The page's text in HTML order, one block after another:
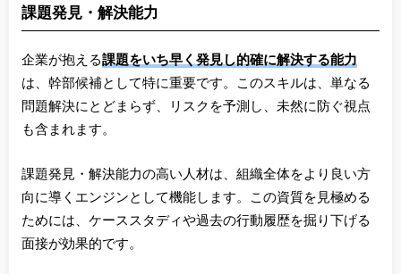
課題発見・解決能力
企業が抱える課題をいち早く発見し的確に解決する能力
は、幹部候補として特に重要です。このスキルは、単なる
問題解決にとどまらず、リスクを予測し、未然に防ぐ視点
も含まれます。
課題発見・解決能力の高い人材は、組織全体をより良い方
向に導くエンジンとして機能します。この資質を見極める
ためには、ケーススタディや過去の行動履歴を掘り下げる
面接が効果的です。